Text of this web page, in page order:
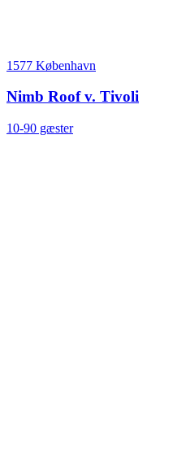
1577 København
Nimb Roof v. Tivoli
10-90 gæster